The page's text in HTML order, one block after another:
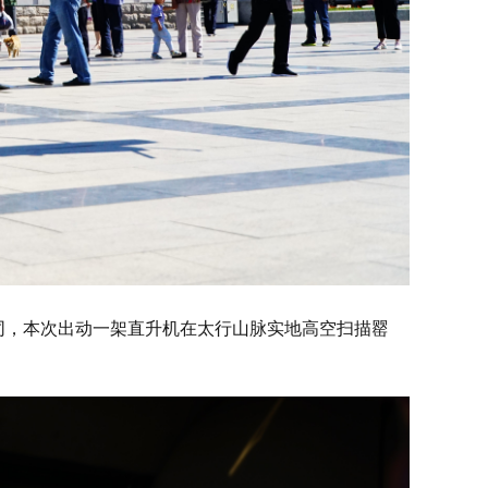
本次出动一架直升机在太行山脉实地高空扫描罂